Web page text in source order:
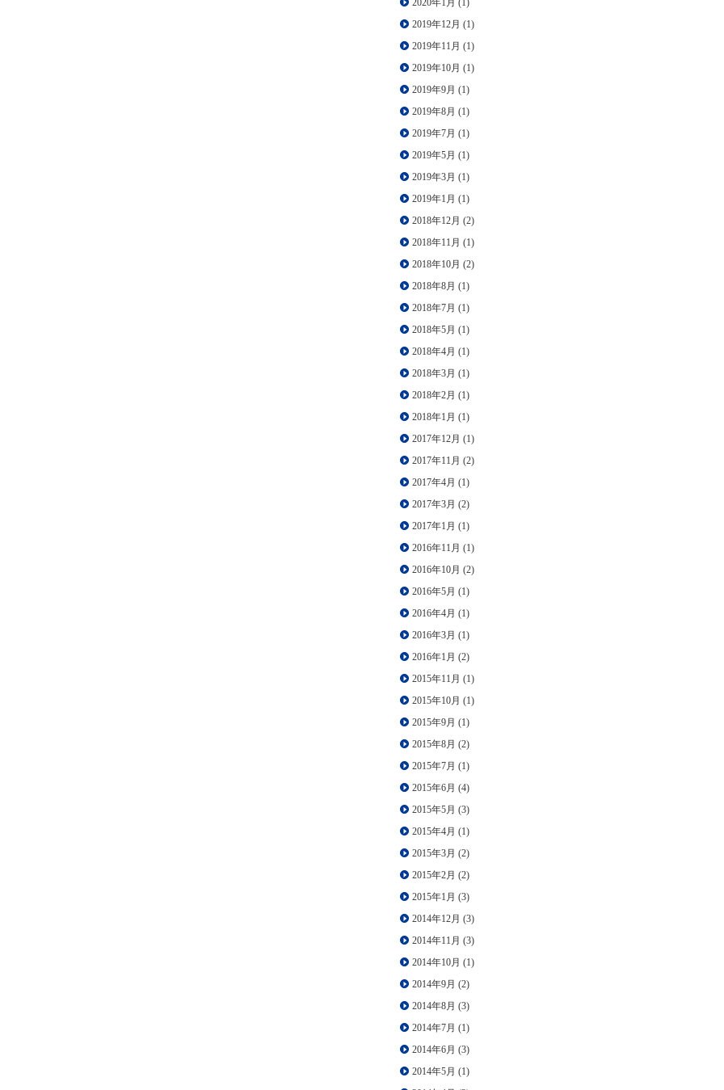
2020年1月 (1)
2019年12月 (1)
2019年11月 (1)
2019年10月 (1)
2019年9月 (1)
2019年8月 (1)
2019年7月 (1)
2019年5月 (1)
2019年3月 (1)
2019年1月 (1)
2018年12月 (2)
2018年11月 (1)
2018年10月 (2)
2018年8月 (1)
2018年7月 (1)
2018年5月 (1)
2018年4月 (1)
2018年3月 (1)
2018年2月 (1)
2018年1月 (1)
2017年12月 (1)
2017年11月 (2)
2017年4月 (1)
2017年3月 (2)
2017年1月 (1)
2016年11月 (1)
2016年10月 (2)
2016年5月 (1)
2016年4月 (1)
2016年3月 (1)
2016年1月 (2)
2015年11月 (1)
2015年10月 (1)
2015年9月 (1)
2015年8月 (2)
2015年7月 (1)
2015年6月 (4)
2015年5月 (3)
2015年4月 (1)
2015年3月 (2)
2015年2月 (2)
2015年1月 (3)
2014年12月 (3)
2014年11月 (3)
2014年10月 (1)
2014年9月 (2)
2014年8月 (3)
2014年7月 (1)
2014年6月 (3)
2014年5月 (1)